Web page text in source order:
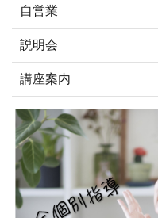
自営業
説明会
講座案内